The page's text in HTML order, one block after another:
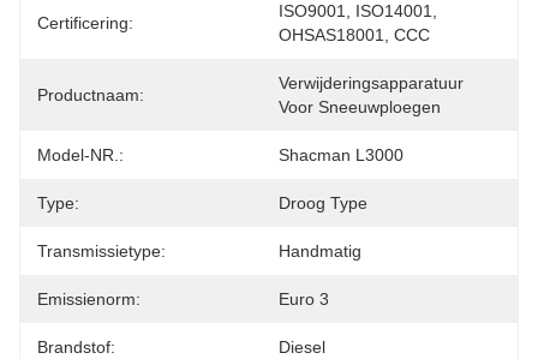
Certificering:
ISO9001, ISO14001,
OHSAS18001, CCC
Productnaam:
Verwijderingsapparatuur
Voor Sneeuwploegen
Model-NR.: Shacman L3000
Type: Droog Type
Transmissietype: Handmatig
Emissienorm: Euro 3
Brandstof: Diesel